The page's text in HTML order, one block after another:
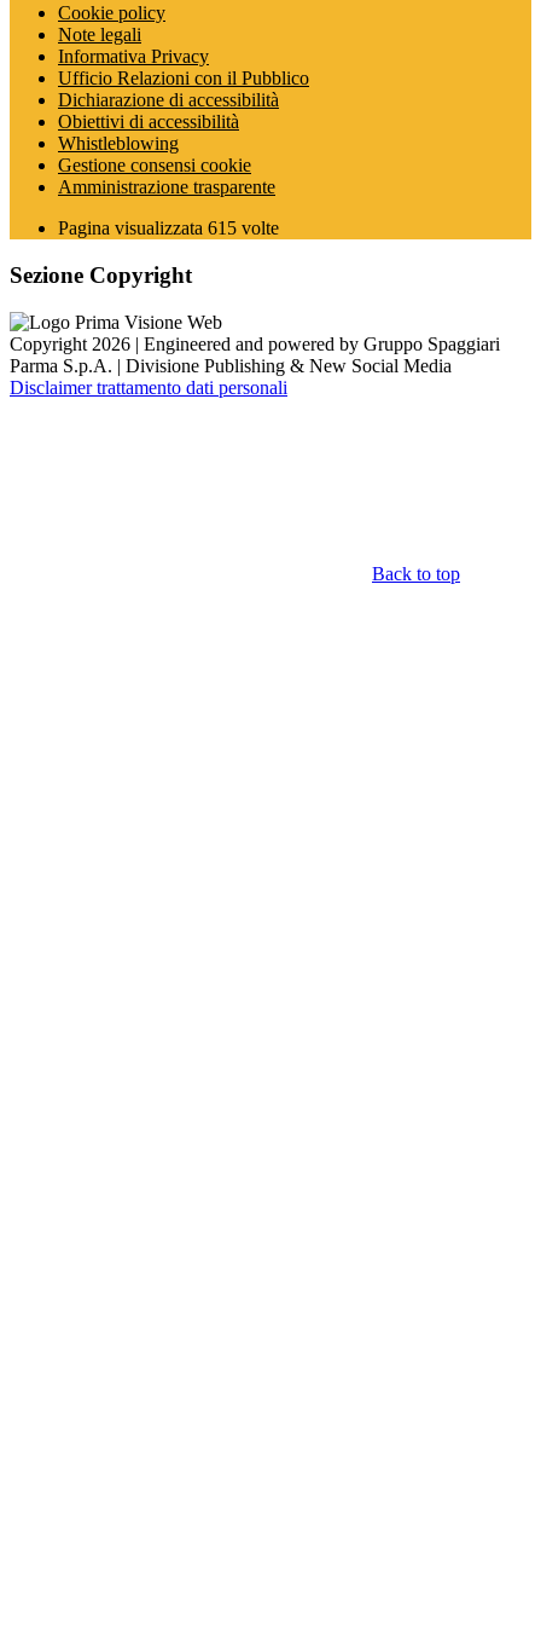
Cookie policy
Note legali
Informativa Privacy
Ufficio Relazioni con il Pubblico
Dichiarazione di accessibilità
Obiettivi di accessibilità
Whistleblowing
Gestione consensi cookie
Amministrazione trasparente
Pagina visualizzata 615 volte
Sezione Copyright
Copyright 2026 | Engineered and powered by Gruppo Spaggiari
Parma S.p.A. | Divisione Publishing & New Social Media
Disclaimer trattamento dati personali
Back to top